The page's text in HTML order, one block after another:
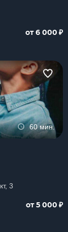
от 6 000 ₽
60 мин.
3
от 5 000 ₽